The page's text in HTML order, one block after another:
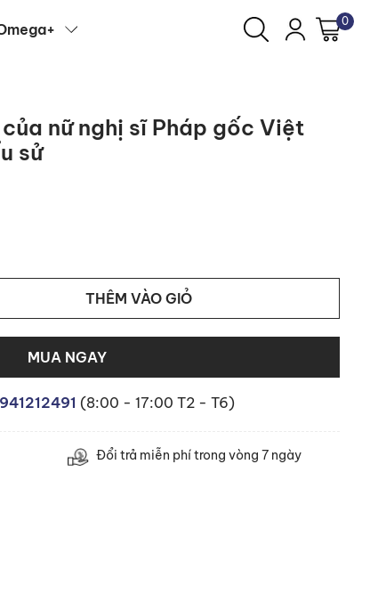
0
nữ nghị sĩ Pháp gốc Việt
sử
THÊM VÀO GIỎ
MUA NGAY
(8:00 - 17:00 T2 - T6)
Đổi trả miễn phí trong vòng 7 ngày